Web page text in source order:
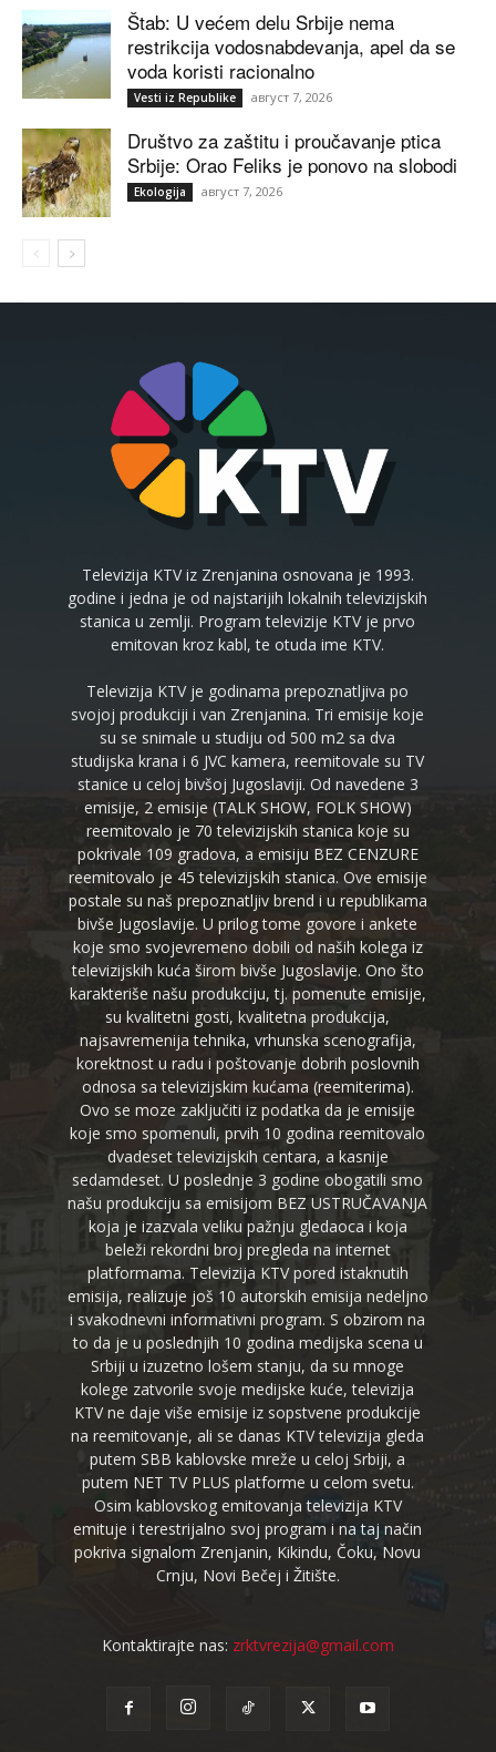
Štab: U većem delu Srbije nema
restrikcija vodosnabdevanja, apel da se
voda koristi racionalno
Vesti iz Republike август 7, 2026
Društvo za zaštitu i proučavanje ptica
Srbije: Orao Feliks je ponovo na slobodi
Ekologija август 7, 2026
Televizija KTV iz Zrenjanina osnovana je 1993.
godine i jedna je od najstarijih lokalnih televizijskih
stanica u zemlji. Program televizije KTV je prvo
emitovan kroz kabl, te otuda ime KTV.
Televizija KTV je godinama prepoznatljiva po
svojoj produkciji i van Zrenjanina. Tri emisije koje
su se snimale u studiju od 500 m2 sa dva
studijska krana i 6 JVC kamera, reemitovale su TV
stanice u celoj bivšoj Jugoslaviji. Od navedene 3
emisije, 2 emisije (TALK SHOW, FOLK SHOW)
reemitovalo je 70 televizijskih stanica koje su
pokrivale 109 gradova, a emisiju BEZ CENZURE
reemitovalo je 45 televizijskih stanica. Ove emisije
postale su naš prepoznatljiv brend i u republikama
bivše Jugoslavije. U prilog tome govore i ankete
koje smo svojevremeno dobili od naših kolega iz
televizijskih kuća širom bivše Jugoslavije. Ono što
karakteriše našu produkciju, tj. pomenute emisije,
su kvalitetni gosti, kvalitetna produkcija,
najsavremenija tehnika, vrhunska scenografija,
korektnost u radu i poštovanje dobrih poslovnih
odnosa sa televizijskim kućama (reemiterima).
Ovo se moze zaključiti iz podatka da je emisije
koje smo spomenuli, prvih 10 godina reemitovalo
dvadeset televizijskih centara, a kasnije
sedamdeset. U poslednje 3 godine obogatili smo
našu produkciju sa emisijom BEZ USTRUČAVANJA
koja je izazvala veliku pažnju gledaoca i koja
beleži rekordni broj pregleda na internet
platformama. Televizija KTV pored istaknutih
emisija, realizuje još 10 autorskih emisija nedeljno
i svakodnevni informativni program. S obzirom na
to da je u poslednjih 10 godina medijska scena u
Srbiji u izuzetno lošem stanju, da su mnoge
kolege zatvorile svoje medijske kuće, televizija
KTV ne daje više emisije iz sopstvene produkcije
na reemitovanje, ali se danas KTV televizija gleda
putem SBB kablovske mreže u celoj Srbiji, a
putem NET TV PLUS platforme u celom svetu.
Osim kablovskog emitovanja televizija KTV
emituje i terestrijalno svoj program i na taj način
pokriva signalom Zrenjanin, Kikindu, Čoku, Novu
Crnju, Novi Bečej i Žitište.
Kontaktirajte nas: zrktvrezija@gmail.com